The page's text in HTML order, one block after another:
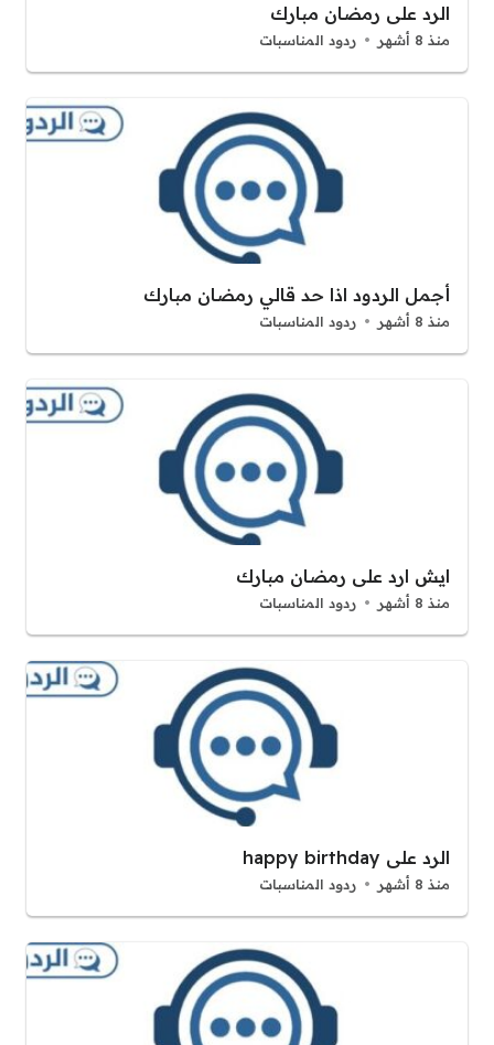
الرد على رمضان مبارك
منذ 8 أشهر ردود المناسبات
أجمل الردود اذا حد قالي رمضان مبارك
منذ 8 أشهر ردود المناسبات
ايش ارد على رمضان مبارك
منذ 8 أشهر ردود المناسبات
الرد على happy birthday
منذ 8 أشهر ردود المناسبات